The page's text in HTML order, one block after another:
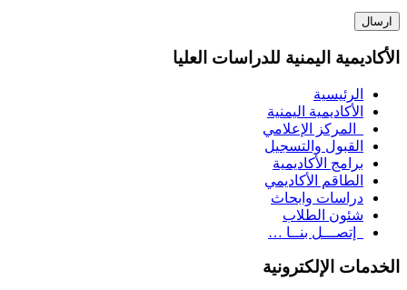
الأكاديمية اليمنية للدراسات العليا
الرئيسية
الأكاديمية اليمنية
المركز الإعلامي
القبول والتسجيل
برامج الأكاديمية
الطاقم الأكاديمي
دراسات وابحاث
شئون الطلاب
إتصـــل بنــا …
الخدمات الإلكترونية